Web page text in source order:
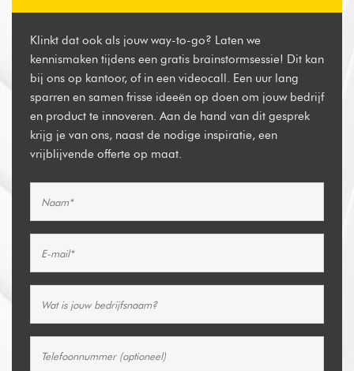
Klinkt dat ook als jouw way-to-go? Laten we
kennismaken tijdens een gratis brainstormsessie! Dit kan
bij ons op kantoor, of in een videocall. Een uur lang
sparren en samen frisse ideeën op doen om jouw bedrijf
en product te innoveren. Aan de hand van dit gesprek
krijg je van ons, naast de nodige inspiratie, een
vrijblijvende offerte op maat.